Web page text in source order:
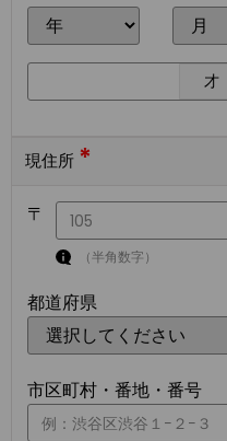
才
現住所 *
〒
（半角数字）
都道府県
市区町村・番地・番号